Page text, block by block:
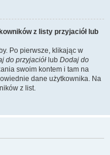
z listy przyjaciół lub
Po pierwsze, klikając w
do przyjaciół lub Dodaj do
swoim kontem i tam na
dane użytkownika. Na
z list.